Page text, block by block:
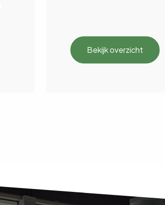
Bekijk overzicht